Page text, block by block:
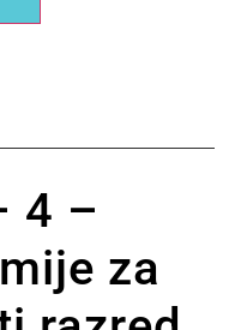
4 –
za